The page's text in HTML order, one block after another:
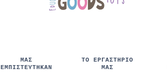
ΜΑΣ
ΕΜΠΙΣΤΕΥΤΉΚΑΝ
ΤΟ ΕΡΓΑΣΤΗΡΙΟ
ΜΑΣ